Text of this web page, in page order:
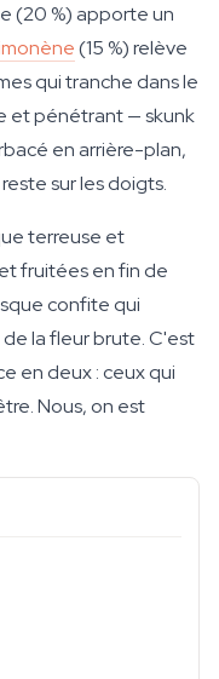
(20 %) apporte un
(15 %) relève
qui tranche dans le
et pénétrant — skunk
en arrière-plan,
sur les doigts.
terreuse et
fruitées en fin de
confite qui
la fleur brute. C'est
en deux : ceux qui
Nous, on est